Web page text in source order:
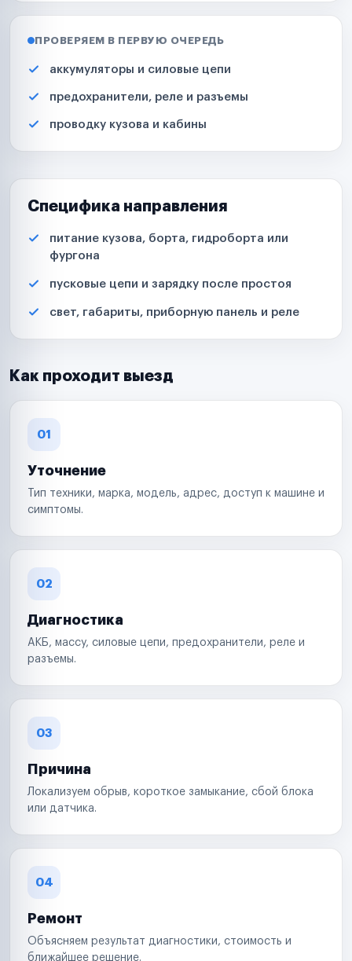
ПРОВЕРЯЕМ В ПЕРВУЮ ОЧЕРЕДЬ
аккумуляторы и силовые цепи
предохранители, реле и разъемы
проводку кузова и кабины
Специфика направления
питание кузова, борта, гидроборта или
фургона
пусковые цепи и зарядку после простоя
свет, габариты, приборную панель и реле
Как проходит выезд
01
Уточнение
Тип техники, марка, модель, адрес, доступ к машине и
симптомы.
02
Диагностика
АКБ, массу, силовые цепи, предохранители, реле и
разъемы.
03
Причина
Локализуем обрыв, короткое замыкание, сбой блока
или датчика.
04
Ремонт
Объясняем результат диагностики, стоимость и
ближайшее решение.